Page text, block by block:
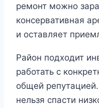
ремонт можно
консервативная
и оставляет
Район подходит
работать с
общей
нельзя спасти